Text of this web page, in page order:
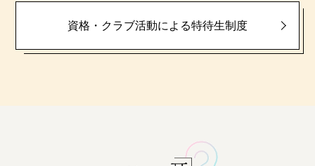
資格・クラブ活動による特待生制度